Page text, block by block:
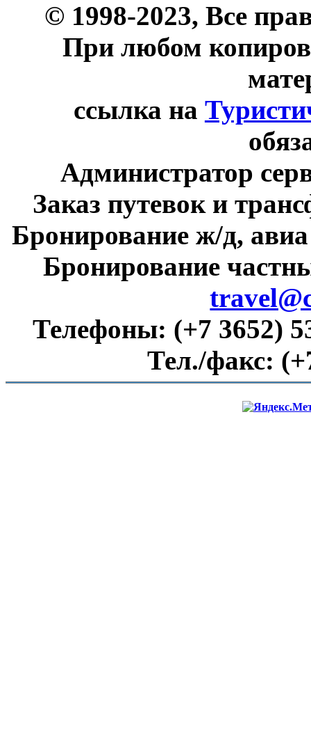
© 1998-2023, Все
При любом
ссылка на
Администратор
Заказ путевок и
Бронирование ж/д,
Бронирование
Телефоны: (+7 3652)
Тел./факс: